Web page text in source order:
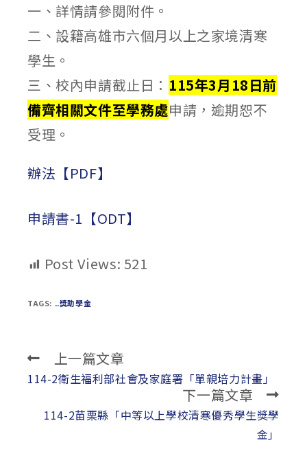
一、詳情請參閱附件。
二、設籍高雄市六個月以上之家境清寒
學生。
三、校內申請截止日： 115年3月18日前
備齊相關文件至學務處申請，逾期恕不
受理。
辦法【PDF】
申請書-1【ODT】
Post Views: 521
TAGS: ..獎助學金
Read
more
上一篇文章
114-2衛生福利部社會及家庭署「單親培力計畫」
下一篇文章
114-2苗栗縣「中等以上學校清寒優秀學生獎學
金」